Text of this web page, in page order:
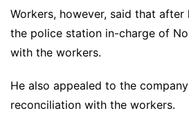
Workers, however, said that after
the police station in-charge of
with the workers.
He also appealed to the
reconciliation with the workers.